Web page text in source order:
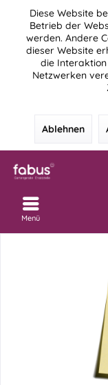
Diese Website
Betrieb der
werden. Andere
dieser Website
die
Netzwerken
Ablehnen
Menü